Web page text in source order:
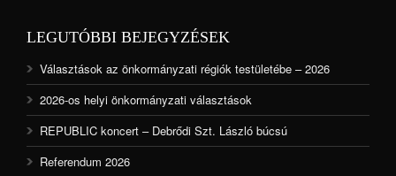
LEGUTÓBBI BEJEGYZÉSEK
Választások az önkormányzati régiók testületébe – 2026
2026-os helyi önkormányzati választások
REPUBLIC koncert – Debrődi Szt. László búcsú
Referendum 2026